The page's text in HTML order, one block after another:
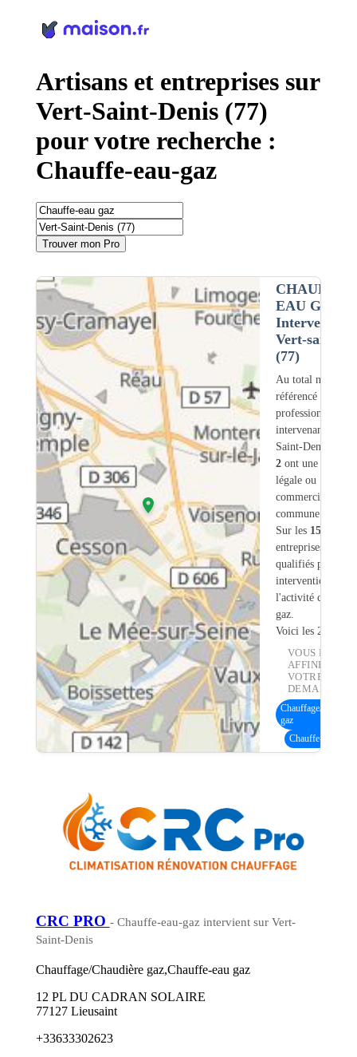
Artisans et entreprises sur
Vert-Saint-Denis (77)
pour votre recherche :
Chauffe-eau-gaz
Trouver mon Pro
CHAUFFE-
EAU GAZ
Intervention
Vert-saint-
(77)
Au total nous
référencé
professionnels
intervenant sur
Saint-Denis (77)
2ont une adresse
légale ou
commerciale
commune.
Sur les 159
entreprises
qualifiés pour une
intervention sur
l'activité chauffe-
gaz.
Voici les 20
VOUS
AFFINER
VOTRE
DEMANDE :
Chauffage/
gaz
Chauffe-eau gaz
CRC PRO - Chauffe-eau-gaz intervient sur Vert-
Saint-Denis
Chauffage/Chaudière gaz,Chauffe-eau gaz
12 PL DU CADRAN SOLAIRE
77127 Lieusaint
+33633302623